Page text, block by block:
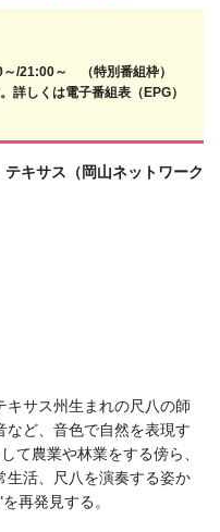
/21:00～ （特別番組枠）
詳しくは電子番組表（EPG）
テキサス（岡山ネットワーク
キサス州生まれの尺八の師
など、音色で自然を表現す
て農業や林業をする傍ら、
生活、尺八を演奏する姿か
再発見する。